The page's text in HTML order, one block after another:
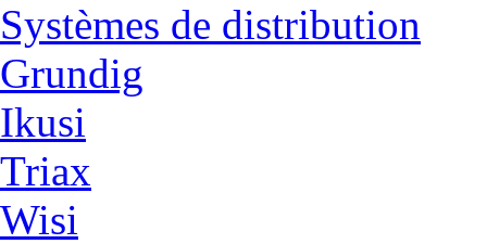
Systèmes de distribution
Grundig
Ikusi
Triax
Wisi